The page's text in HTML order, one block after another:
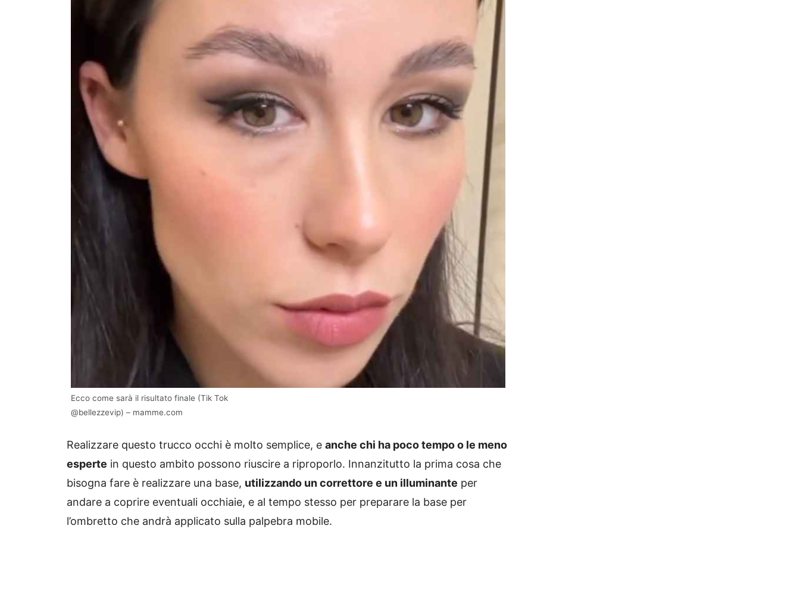
Ecco come sarà il risultato finale (Tik Tok
@bellezzevip) – mamme.com
Realizzare questo trucco occhi è molto semplice, e anche chi ha poco tempo o le meno
esperte in questo ambito possono riuscire a riproporlo. Innanzitutto la prima cosa che
bisogna fare è realizzare una base, utilizzando un correttore e un illuminante per
andare a coprire eventuali occhiaie, e al tempo stesso per preparare la base per
l’ombretto che andrà applicato sulla palpebra mobile.